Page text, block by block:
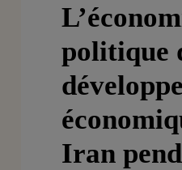
politique
Iran